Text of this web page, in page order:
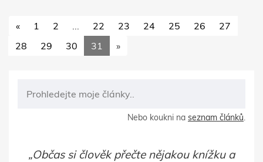
« 1 2 22 23 24 25 26
27
28
29 30 31 »
Nebo koukni na seznam článků
Občas si člověk přečte nějakou knížku a